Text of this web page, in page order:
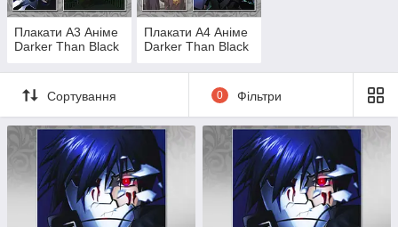
Плакати А3 Аніме
Darker Than Black
Плакати А4 Аніме
Darker Than Black
Сортування 0 Фільтри